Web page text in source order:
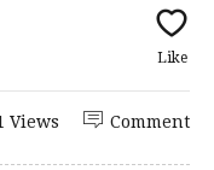
Like
Comment
Views